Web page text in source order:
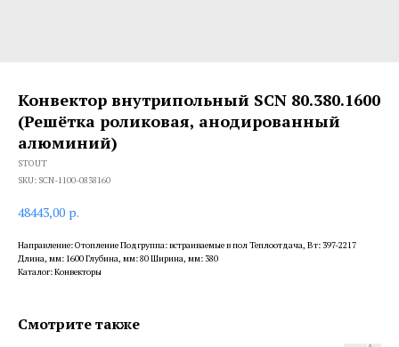
Конвектор внутрипольный SCN 80.380.1600
(Решётка роликовая, анодированный
алюминий)
STOUT
SKU: SCN-1100-0838160
48443,00 р.
Направление: Отопление Подгруппа: встраиваемые в пол Теплоотдача, Вт: 397-2217
Длина, мм: 1600 Глубина, мм: 80 Ширина, мм: 380
Каталог: Конвекторы
Смотрите также